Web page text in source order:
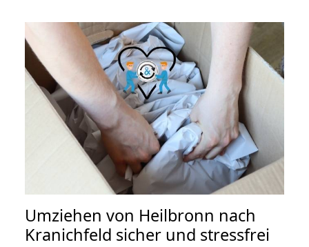
Umziehen von Heilbronn nach
Kranichfeld sicher und stressfrei